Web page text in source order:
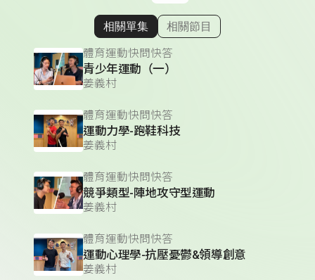
顯示相關單集
相關單集 相關節目
體育運動快問快答
青少年運動（一）
姜義村
體育運動快問快答
運動力學-跑鞋科技
姜義村
體育運動快問快答
競爭類型-陣地攻守型運動
姜義村
體育運動快問快答
運動心理學-抗壓憂鬱&領導創意
姜義村